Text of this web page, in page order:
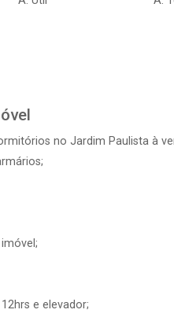
no Jardim Paulista à
e elevador;